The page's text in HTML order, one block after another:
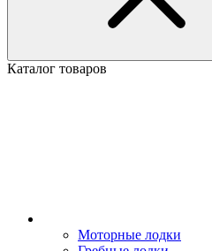
Каталог товаров
Моторные лодки